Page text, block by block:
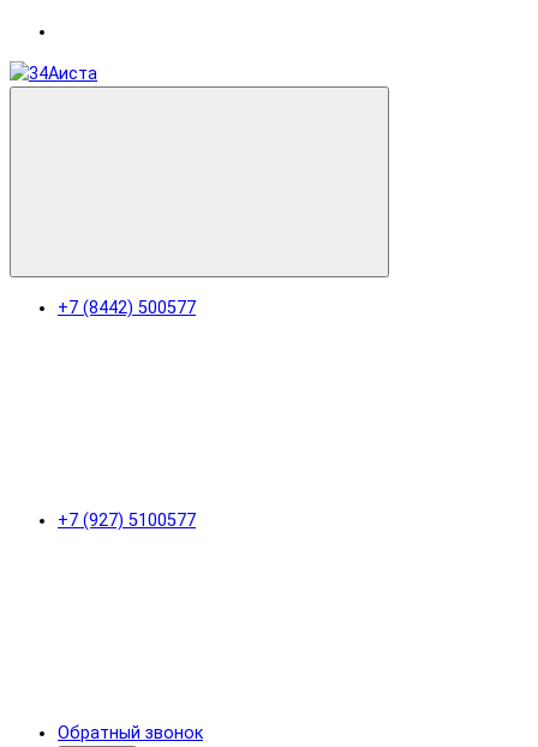
+7 (8442) 500577
+7 (927) 5100577
Обратный звонок